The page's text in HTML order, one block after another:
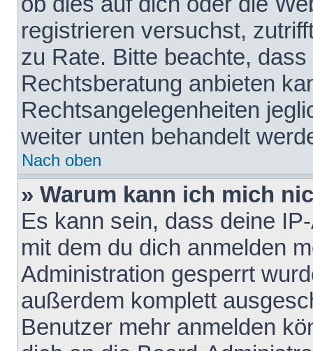
registrieren versuchst,
zu Rate. Bitte beachte,
Rechtsberatung anbieten
Rechtsangelegenheiten
weiter unten behandelt
Nach oben
» Warum kann ich mich
Es kann sein, dass deine
mit dem du dich anmelden
Administration gesperrt
außerdem komplett
Benutzer mehr anmelden